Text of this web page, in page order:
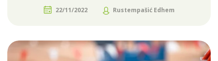
22/11/2022 Rustempašić Edhem